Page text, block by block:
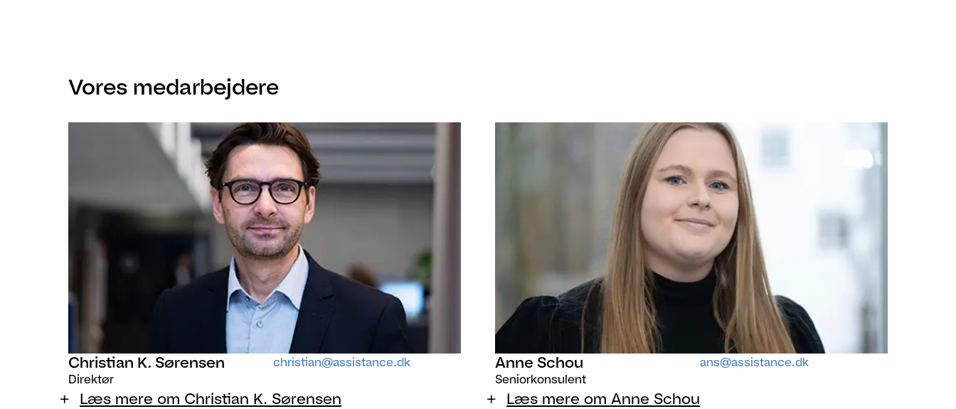
Vores medarbejdere
Christian K. Sørensen
Direktør
christian@assistance.dk
Læs mere om Christian K. Sørensen
Anne Schou
Seniorkonsulent
ans@assistance.dk
Læs mere om Anne Schou